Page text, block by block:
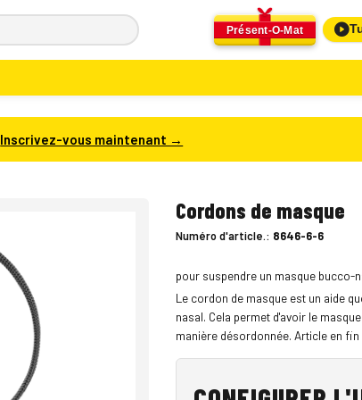
Présent-O-Mat
Inscrivez-vous maintenant →
Cordons de masque
Numéro d'article.: 8646-6-6
pour suspendre un masque bucco-
Le cordon de masque est un aide
nasal. Cela permet d'avoir le
manière désordonnée. Article en fin